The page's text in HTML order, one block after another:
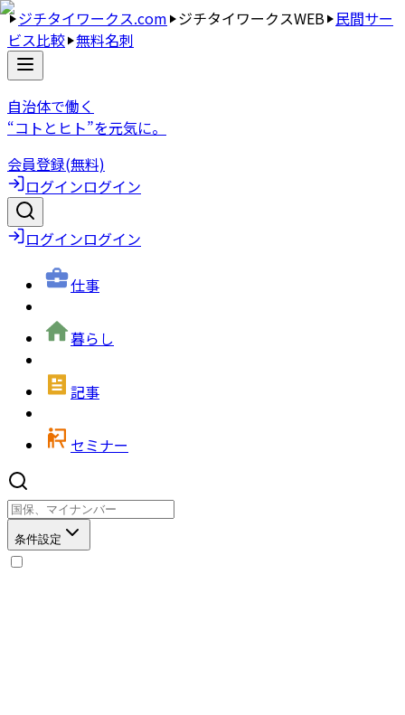
ジチタイワークス.com ジチタイワークスWEB 民間サー
ビス比較 無料名刺
自治体で働く
“コトとヒト”を元気に。
会員登録(無料)
ログインログイン
ログインログイン
仕事
暮らし
記事
セミナー
条件設定